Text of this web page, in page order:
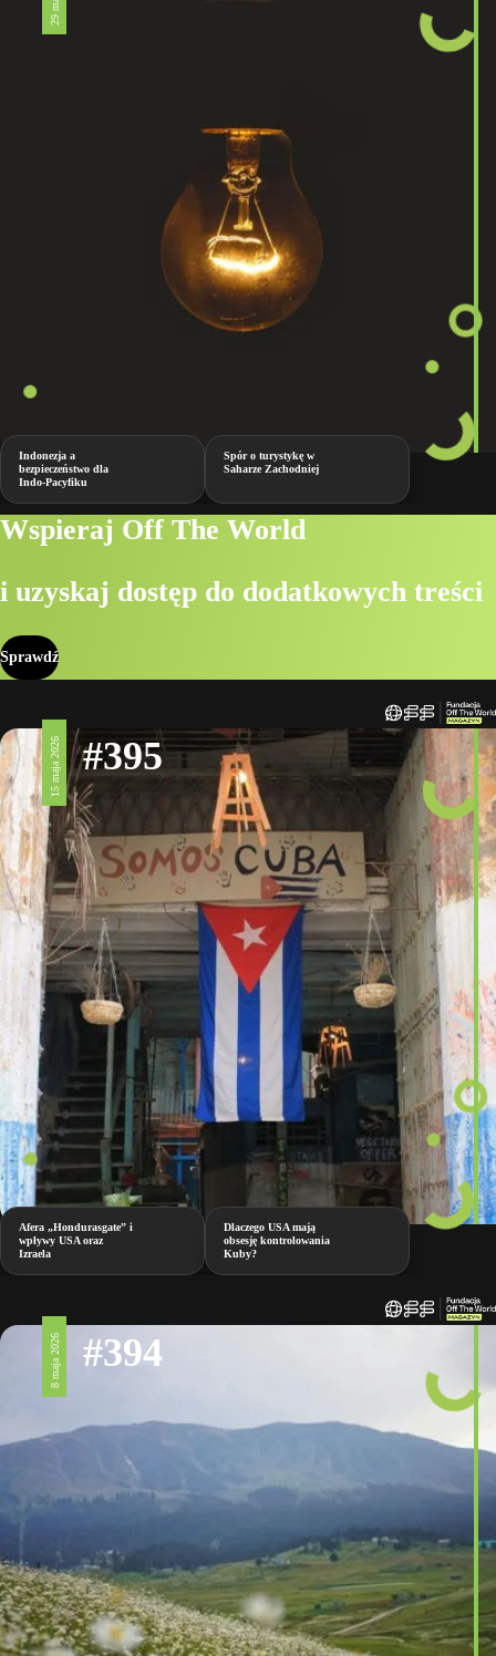
Indonezja a
bezpieczeństwo dla
Indo-Pacyfiku
Spór o turystykę w
Saharze Zachodniej
Wspieraj Off The World
i uzyskaj dostęp do dodatkowych treści
Sprawdź
15 maja 2026 #395
Afera „Hondurasgate” i
wpływy USA oraz
Izraela
Dlaczego USA mają
obsesję kontrolowania
Kuby?
8 maja 2026 #394